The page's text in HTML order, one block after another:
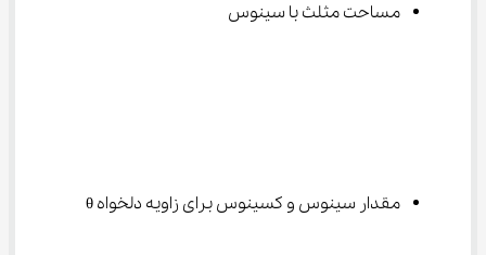
مساحت مثلث با سینوس
مقدار سینوس و کسینوس برای زاویه دلخواه θ